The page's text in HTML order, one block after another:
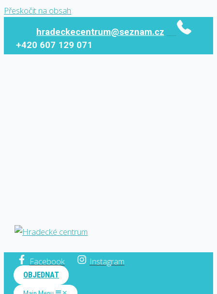
Přeskočit na obsah
hradeckecentrum@seznam.cz
+420 607 129 071
Facebook Instagram
OBJEDNAT